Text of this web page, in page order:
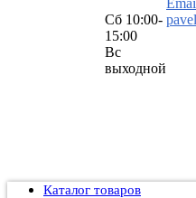
Сб 10:00-
15:00
Вс
выходной
Каталог товаров